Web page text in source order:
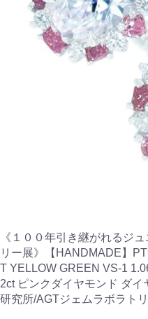
《１００年引き継がれるジ
リー展》【HANDMADE】
T YELLOW GREEN VS-1
2ct ピンクダイヤモンド ダイ
研究所/AGTジェムラボラトリ